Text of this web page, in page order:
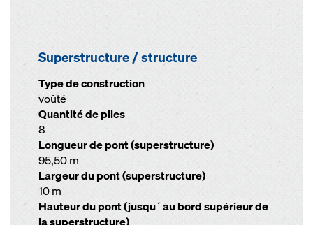
Superstructure / structure
Type de construction
voûté
Quantité de piles
8
Longueur de pont (superstructure)
95,50 m
Largeur du pont (superstructure)
10 m
Hauteur du pont (jusqu´au bord supérieur de
la superstructure)